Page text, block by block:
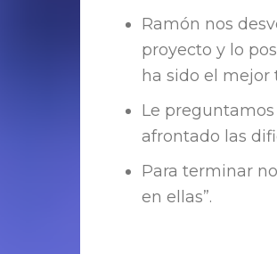
Ramón nos
proyecto y lo
ha sido el mejor
Le
afrontado las
Para terminar
en ellas”.